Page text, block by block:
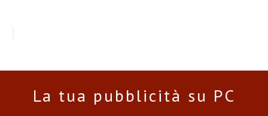
La tua pubblicità su PC